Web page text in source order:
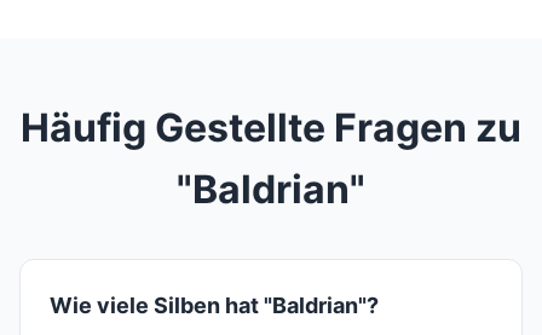
Häufig Gestellte Fragen zu
"Baldrian"
Wie viele Silben hat "Baldrian"?